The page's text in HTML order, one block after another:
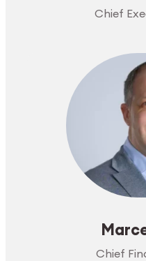
Chief
Chief